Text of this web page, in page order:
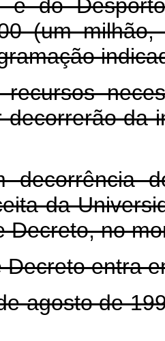
e do
(um
decorrerão da
decorrência
da
Decreto, no
Decreto entra
agosto de